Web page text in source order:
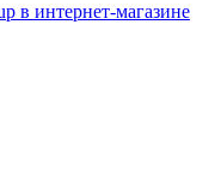
в интернет-магазине